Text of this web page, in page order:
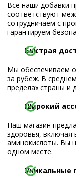
Все наши добавки
соответствуют
сотрудничаем с
гарантируем
Быстрая
Мы обеспечиваем
за рубеж. В
пределах страны и
Широкий
Наш магазин
здоровья, включая
аминокислоты. Вы
одном месте.
Уникальные